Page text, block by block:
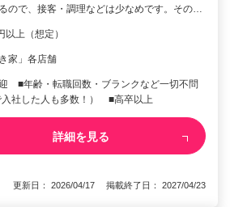
ので、接客・調理などは少なめです。その…
上（想定）
家」各店舗
■年齢・転職回数・ブランクなど一切不問
入社した人も多数！） ■高卒以上
詳細を見る
更新日： 2026/04/17 掲載終了日： 2027/04/23